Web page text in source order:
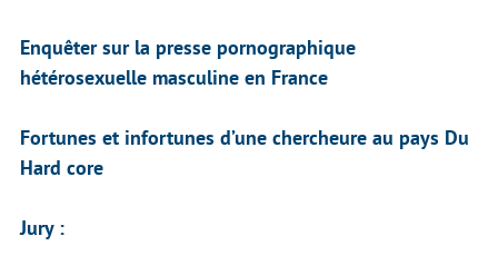
Enquêter sur la presse pornographique
hétérosexuelle masculine en France
Fortunes et infortunes d’une chercheure au pays Du
Hard core
Jury :